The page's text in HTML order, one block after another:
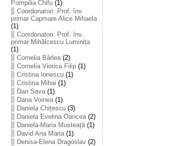
Pompilia Chifu(1)
Coordonatori: Prof. înv.
primar Capmare Alice Mihaela
(1)
Coordonatori: Prof. înv.
primar Mihălcescu Luminița
(1)
Cornelia Bârlea(2)
Cornelia Viorica Filip(1)
Cristina Ionescu(1)
Cristina Mihai (1)
Dan Sava(1)
Dana Voinea(1)
Daniela Chițescu(3)
Daniela Evelina Oancea(2)
Daniela-Maria Musteață(1)
David Ana Maria(1)
Denisa-Elena Dragoslav(2)